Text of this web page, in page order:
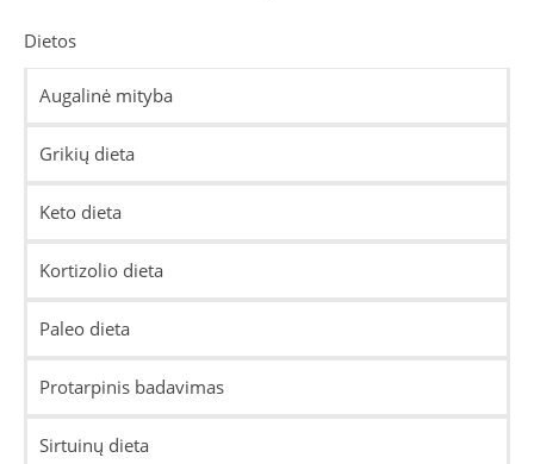
Dietos
Augalinė mityba
Grikių dieta
Keto dieta
Kortizolio dieta
Paleo dieta
Protarpinis badavimas
Sirtuinų dieta